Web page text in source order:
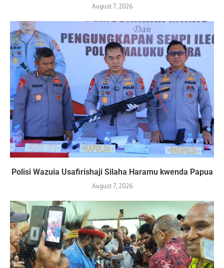
August 7, 2026
Polisi Wazuia Usafirishaji Silaha Haramu kwenda Papua
August 7, 2026